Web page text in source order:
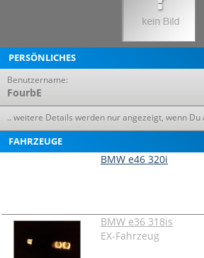
PERSÖNLICHES
Benutzername:
FourbE
.. weitere Details werden nur angezeigt, wenn Du
FAHRZEUGE
BMW e46 320i
BMW e36 318is
EX-Fahrzeug